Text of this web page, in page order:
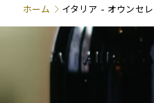
ホーム イタリア - オウンセ